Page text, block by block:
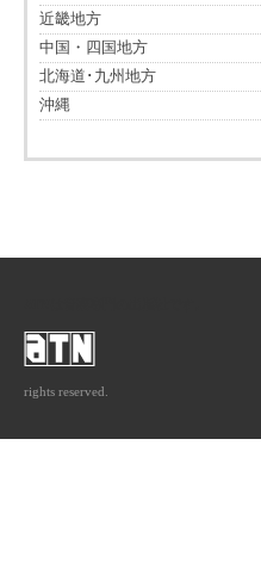
近畿地方
中国・四国地方
北海道･九州地方
沖縄
rights reserved.